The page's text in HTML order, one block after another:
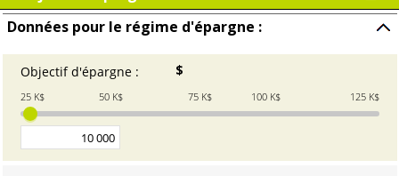
Données pour le régime d'épargne :
les
Objectif d'épargne: Entrez
entre
$
25 K$ 50 K$ 75 K$ 100 K$ 125 K$